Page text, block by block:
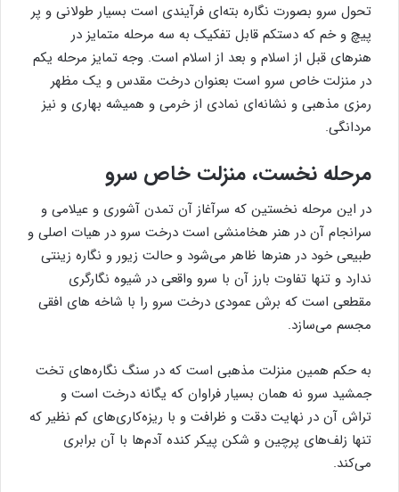
تحول سرو بصورت نگاره بته‌ای فرآیندی است بسیار طولانی و پر
پیچ و خم که دستکم قابل تفکیک به سه مرحله متمایز در
هنرهای قبل از اسلام و بعد از اسلام است. وجه تمایز مرحله یکم
در منزلت خاص سرو است بعنوان درخت مقدس و یک مظهر
رمزی مذهبی و نشانه‌ای نمادی از خرمی و همیشه بهاری و نیز
مردانگی.
مرحله نخست، منزلت خاص سرو
در این مرحله نخستین که سرآغاز آن تمدن آشوری و عیلامی و
سرانجام آن در هنر هخامنشی است درخت سرو در هیات اصلی و
طبیعی خود در هنرها ظاهر می‌شود و حالت زیور و نگاره زینتی
ندارد و تنها تفاوت بارز آن با سرو واقعی در شیوه نگارگری
مقطعی است که برش عمودی درخت سرو را با شاخه های افقی
مجسم می‌سازد.
به حکم همین منزلت مذهبی است که در سنگ نگاره‌های تخت
جمشید سرو نه همان بسیار فراوان که یگانه درخت است و
تراش آن در نهایت دقت و ظرافت و با ریزه‌کاری‌های کم نظیر که
تنها زلف‌های پرچین و شکن پیکر کنده آدم‌ها با آن برابری
می‌کند.